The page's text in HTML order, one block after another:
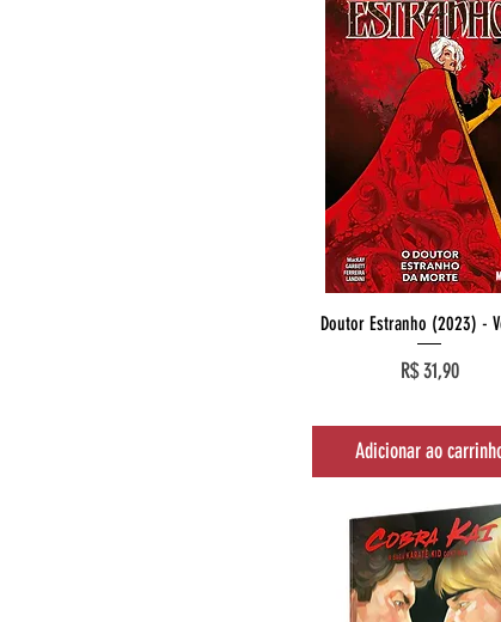
Visualização rápida
Doutor Estranho (2023) -
Preço
R$ 31,90
Adicionar ao